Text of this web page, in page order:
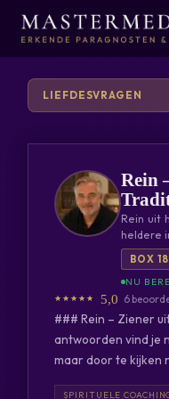
Rein
Rein uit het land van
heldere
en
oude
eerlijk,
Bel of
rust,
BOX
5,0 6
### Rein – Ziener uit de
antwoorden vind je
maar door te kijken
SPIRITUELE